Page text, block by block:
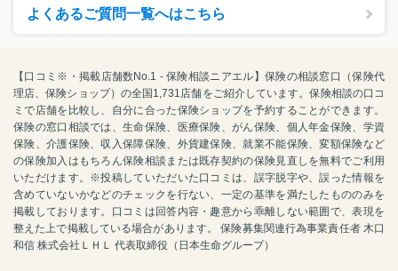
よくあるご質問一覧へはこちら
【口コミ※・掲載店舗数No.1 - 保険相談ニアエル】保険の相談窓口（保険代
理店、保険ショップ）の全国1,731店舗をご紹介しています。保険相談の口コ
ミで店舗を比較し、自分に合った保険ショップを予約することができます。
保険の窓口相談では、生命保険、医療保険、がん保険、個人年金保険、学資
保険、介護保険、収入保障保険、外貨建保険、就業不能保険、変額保険など
の保険加入はもちろん保険相談または既存契約の保険見直しを無料でご利用
いただけます。※投稿していただいた口コミは、誤字脱字や、誤った情報を
含めていないかなどのチェックを行ない、一定の基準を満たしたもののみを
掲載しております。口コミは回答内容・趣意から乖離しない範囲で、表現を
整えた上で掲載している場合があります。 保険募集関連行為事業責任者 木口
和信 株式会社ＬＨＬ 代表取締役（日本生命グループ）